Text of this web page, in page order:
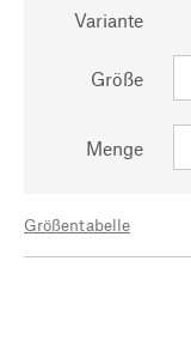
Variante
Größe
Menge
Größentabelle